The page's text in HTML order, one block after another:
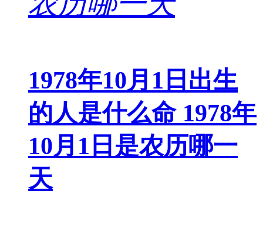
1978年10月1日出生
的人是什么命 1978年
10月1日是农历哪一
天